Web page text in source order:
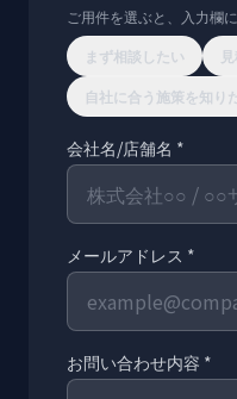
ご用件を選ぶと、入力欄
まず相談したい
自社に合う施策を知り
会社名/店舗名 *
メールアドレス *
お問い合わせ内容 *